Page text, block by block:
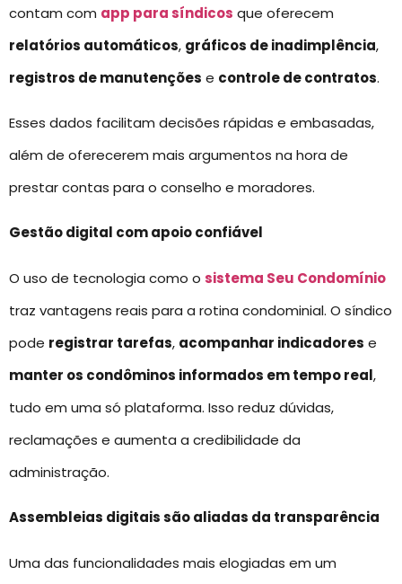
contam com app para síndicos que oferecem
relatórios automáticos, gráficos de inadimplência,
registros de manutenções e controle de contratos.
Esses dados facilitam decisões rápidas e embasadas,
além de oferecerem mais argumentos na hora de
prestar contas para o conselho e moradores.
Gestão digital com apoio confiável
O uso de tecnologia como o sistema Seu Condomínio
traz vantagens reais para a rotina condominial. O síndico
pode registrar tarefas, acompanhar indicadores e
manter os condôminos informados em tempo real,
tudo em uma só plataforma. Isso reduz dúvidas,
reclamações e aumenta a credibilidade da
administração.
Assembleias digitais são aliadas da transparência
Uma das funcionalidades mais elogiadas em um